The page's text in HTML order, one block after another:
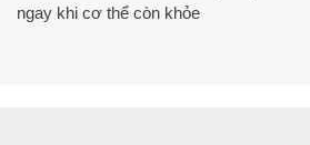
ngay khi cơ thể còn khỏe